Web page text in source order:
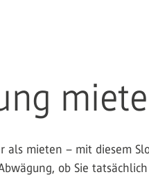
als mieten – mit diesem
ob Sie